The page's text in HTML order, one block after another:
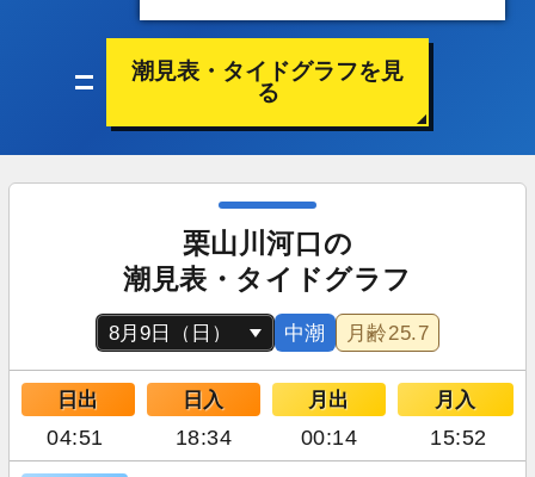
潮見表・タイドグラフを見
る
栗山川河口の
潮見表・タイドグラフ
中潮 月齢25.7
日出 日入 月出 月入
04:51 18:34 00:14 15:52